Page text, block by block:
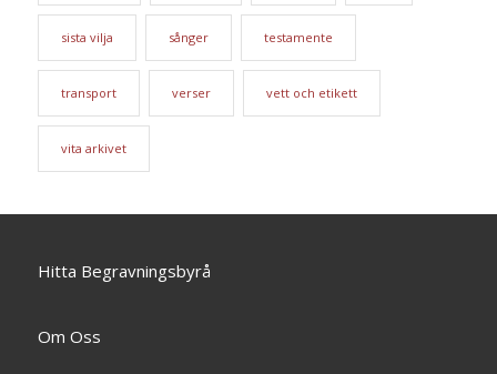
sista vilja sånger testamente
transport verser vett och etikett
vita arkivet
Hitta Begravningsbyrå
Om Oss